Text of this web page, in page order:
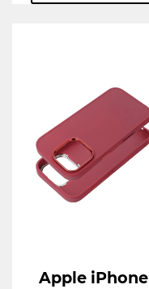
Apple iPhone